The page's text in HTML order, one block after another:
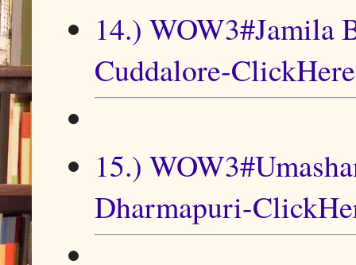
14.) WOW3#Jamila
Cuddalore-ClickHere
15.)
Dharmapuri-